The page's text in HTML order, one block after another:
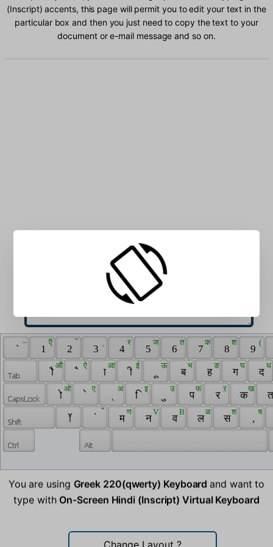
(Inscript) accents, this page will permit you to edit your text in the
particular box and then you just need to copy the text to your
document or e-mail message and so on.
Type Hindi (Inscript) characters into the box:
`
~
1
ऍ
2
ॅ
3 4
र
5
ज
6
त
7
क
8
श
9
(
ौ
औ
ै
ऐ
ा
आ
ी
ई ऊ
ब
भ
ह
ङ
ग
घ
द
ध
ो
ओ
े
ए अ
ि
इ उ
प
फ
र
ऱ
क
ख
ॉ ं
ँ
म
ण
न
V
व
B
ल
ळ
स
श
,
ष
You are using Greek 220(qwerty) Keyboard and want to
type with On-Screen Hindi (Inscript) Virtual Keyboard
Change Layout ?